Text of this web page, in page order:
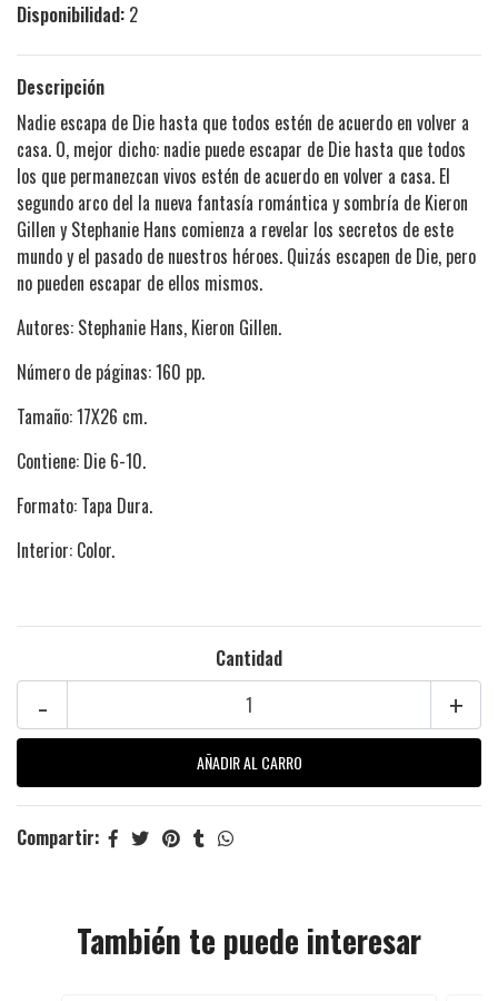
Disponibilidad: 2
Descripción
Nadie escapa de Die hasta que todos estén de acuerdo en volver a
casa. O, mejor dicho: nadie puede escapar de Die hasta que todos
los que permanezcan vivos estén de acuerdo en volver a casa. El
segundo arco del la nueva fantasía romántica y sombría de Kieron
Gillen y Stephanie Hans comienza a revelar los secretos de este
mundo y el pasado de nuestros héroes. Quizás escapen de Die, pero
no pueden escapar de ellos mismos.
Autores: Stephanie Hans, Kieron Gillen.
Número de páginas: 160 pp.
Tamaño: 17X26 cm.
Contiene: Die 6-10.
Formato: Tapa Dura.
Interior: Color.
Cantidad
+
-
Compartir:
También te puede interesar